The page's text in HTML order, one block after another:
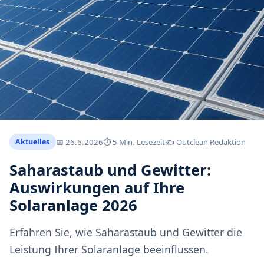
Aktuelles 📅 26.6.2026⏱ 5 Min. Lesezeit✍️ Outclean Redaktion
Saharastaub und Gewitter:
Auswirkungen auf Ihre
Solaranlage 2026
Erfahren Sie, wie Saharastaub und Gewitter die
Leistung Ihrer Solaranlage beeinflussen.